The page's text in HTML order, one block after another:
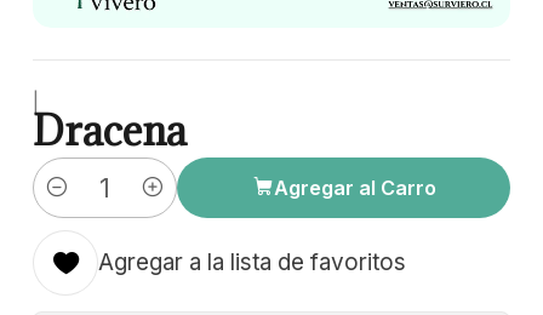
Dracena
Cantidad
Agregar al Carro
Agregar a la lista de favoritos